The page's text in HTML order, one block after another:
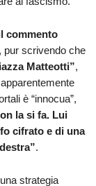
commento
, pur scrivendo che
Matteotti”,
è “innocua”,
la si fa. Lui
cifrato e di una
.
strategia